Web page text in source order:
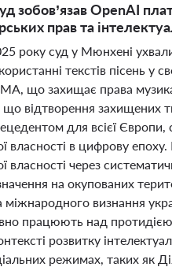
зобов’язав OpenAI
прав та
року суд у Мюнхені
текстів пісень у
що захищає права
відтворення захищених
для всієї
власності в цифрову
власності через
на окупованих
міжнародного визнання
працюють над протидією
розвитку
режимах, таких як